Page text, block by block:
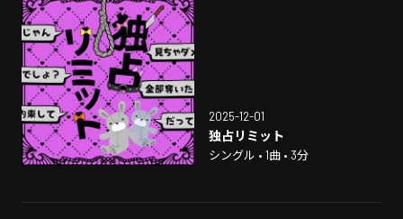
2025-12-01
独占リミット
シングル • 1曲 • 3分